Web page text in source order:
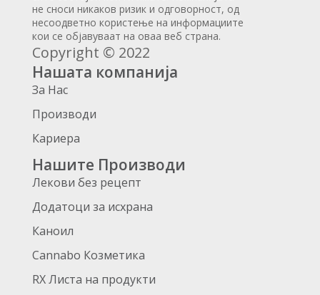
не сноси никаков ризик и одговорност, од
несоодветно користење на информациите
кои се објавуваат на оваа веб страна.
Copyright © 2022
Нашата компанија
За Нас
Производи
Кариера
Нашите Производи
Лекови без рецепт
Додатоци за исхрана
Каноил
Cannabo Козметика
RX Листа на продукти